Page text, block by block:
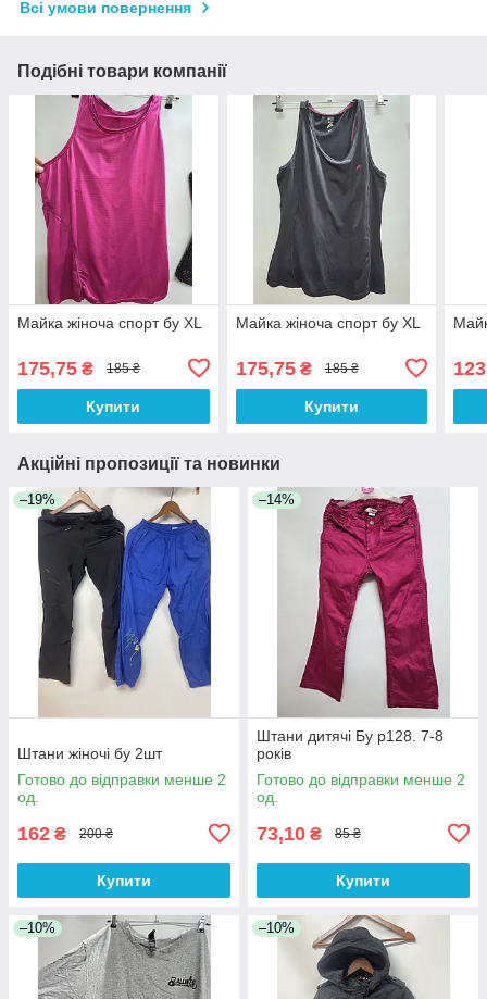
Всі умови повернення
Подібні товари компанії
Майка жіноча спорт бу XL
175,75 ₴ 185 ₴
Купити
Майка жіноча спорт бу XL
175,75₴ 185 ₴
Купити
Акційні пропозиції та новинки
–19%
Штани жіночі бу 2шт
Готово до відправки менше 2
од.
162 ₴ 200 ₴
Купити
–14%
Штани дитячі Бу р128. 7-8
років
Готово до відправки менше 2
од.
73,10 ₴ 85 ₴
Купити
–10% –10%